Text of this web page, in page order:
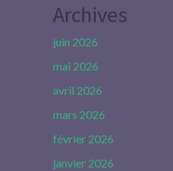
Archives
juin 2026
mai 2026
avril 2026
mars 2026
février 2026
janvier 2026